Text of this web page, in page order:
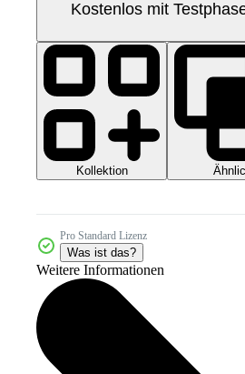
Kostenlos mit
Kollektion
Pro Standard Lizenz
Was ist das?
Weitere Informationen